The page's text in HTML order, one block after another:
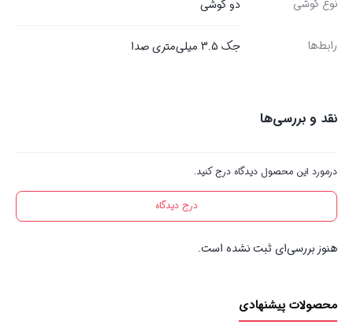
نوع گوشی دو گوشی
رابط‌ها جک 3.5 میلی‌متری صدا
نقد و بررسی‌ها
درمورد این محصول دیدگاه درج کنید.
درج دیدگاه
هنوز بررسی‌ای ثبت نشده است.
محصولات پیشنهادی